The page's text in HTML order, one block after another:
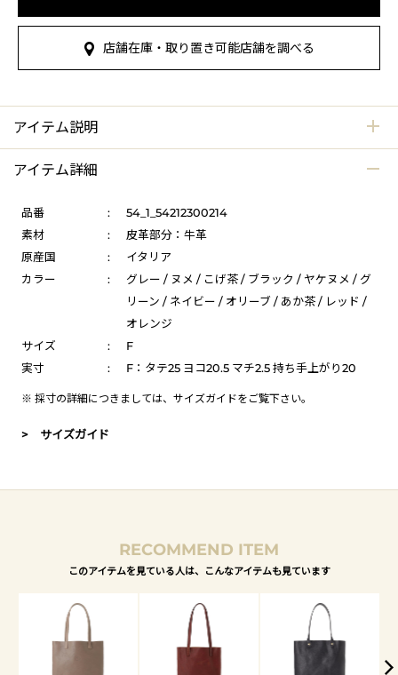
店舗在庫・取り置き可能店舗を調べる
アイテム説明
アイテム詳細
品番 :
54_1_54212300214
素材
:
皮革部分：牛革
原産国
:
イタリア
カラー
:
グレー / ヌメ / こげ茶 / ブラック / ヤケヌメ / グ
リーン / ネイビー / オリーブ / あか茶 / レッド /
オレンジ
サイズ
:
F
実寸
: F：タテ25 ヨコ20.5 マチ2.5 持ち手上がり20
※ 採寸の詳細につきましては、 サイズガイドをご覧下さい。
> サイズガイド
RECOMMEND ITEM
このアイテムを見ている人は、こんなアイテムも見ています